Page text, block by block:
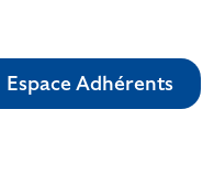
Espace Adhérents